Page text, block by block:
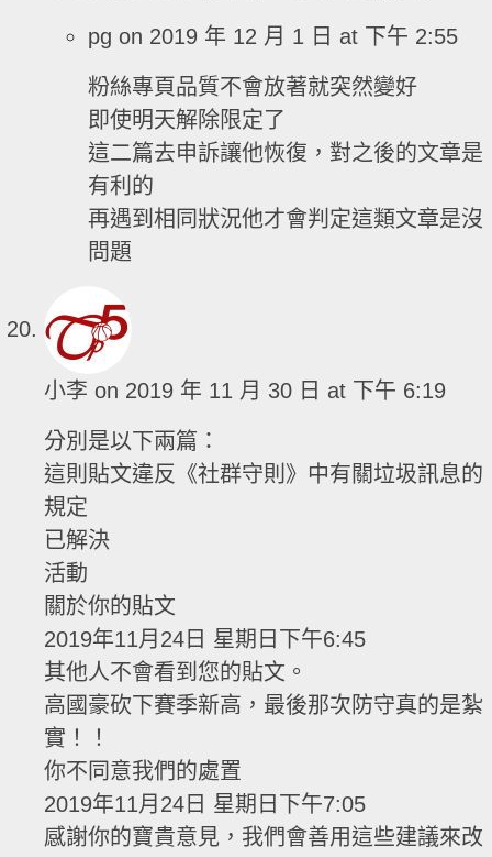
pg on 2019 年 12 月 1 日 at 下午 2:55
粉絲專頁品質不會放著就突然變好
即使明天解除限定了
這二篇去申訴讓他恢復，對之後的文章是
有利的
再遇到相同狀況他才會判定這類文章是沒
問題
小李 on 2019 年 11 月 30 日 at 下午 6:19
分別是以下兩篇：
這則貼文違反《社群守則》中有關垃圾訊息的
規定
已解決
活動
關於你的貼文
2019年11月24日 星期日下午6:45
其他人不會看到您的貼文。
高國豪砍下賽季新高，最後那次防守真的是紮
實！！
你不同意我們的處置
2019年11月24日 星期日下午7:05
感謝你的寶貴意見，我們會善用這些建議來改